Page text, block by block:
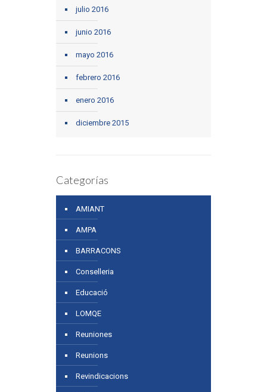
julio 2016
junio 2016
mayo 2016
febrero 2016
enero 2016
diciembre 2015
Categorías
AMIANT
AMPA
BARRACONS
Conselleria
Educació
LOMQE
Reuniones
Reunions
Revindicacions